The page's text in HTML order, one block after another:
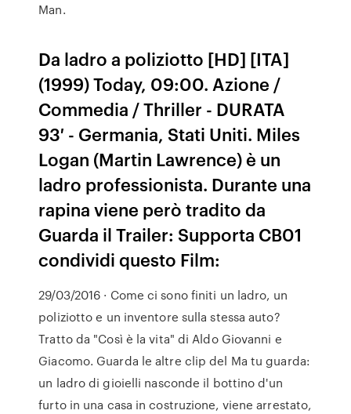
Man.
Da ladro a poliziotto [HD] [ITA]
(1999) Today, 09:00. Azione /
Commedia / Thriller - DURATA
93′ - Germania, Stati Uniti. Miles
Logan (Martin Lawrence) è un
ladro professionista. Durante una
rapina viene però tradito da
Guarda il Trailer: Supporta CB01
condividi questo Film:
29/03/2016 · Come ci sono finiti un ladro, un
poliziotto e un inventore sulla stessa auto?
Tratto da "Così è la vita" di Aldo Giovanni e
Giacomo. Guarda le altre clip del Ma tu guarda:
un ladro di gioielli nasconde il bottino d'un
furto in una casa in costruzione, viene arrestato,